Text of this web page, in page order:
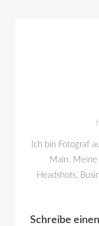
Ich bin Fotograf
Main.
Headshots,
Schreibe